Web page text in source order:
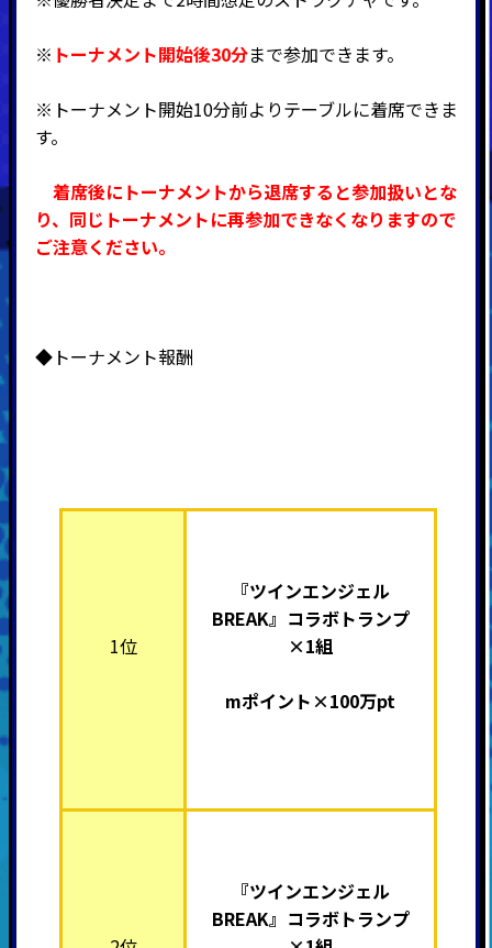
※ トーナメント開始後30分まで参加できます。
※トーナメント開始10分前よりテーブルに着席できま
す。
着席後にトーナメントから退席すると参加扱いとな
り、同じトーナメントに再参加できなくなりますので
ご注意ください。
◆トーナメント報酬
1位
『ツインエンジェル
BREAK』 コラボトランプ
×1組
mポイント×100万pt
『ツインエンジェル
BREAK』 コラボトランプ